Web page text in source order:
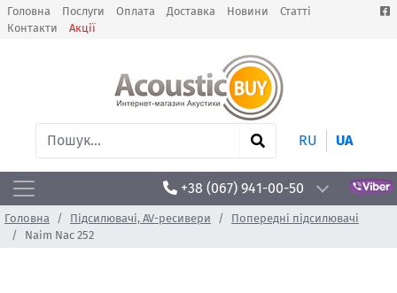
Головна Послуги Оплата Доставка Новини
Статті
Контакти
Акції
RU UA
+38 (067) 941-00-50
Головна Підсилювачі, AV-ресивери
Попередні підсилювачі
Naim Nac 252